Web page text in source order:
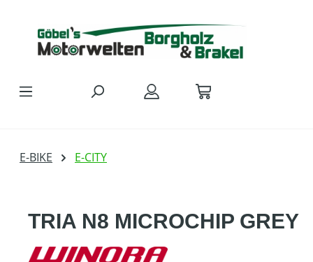
E-BIKE E-CITY
TRIA N8 MICROCHIP GREY